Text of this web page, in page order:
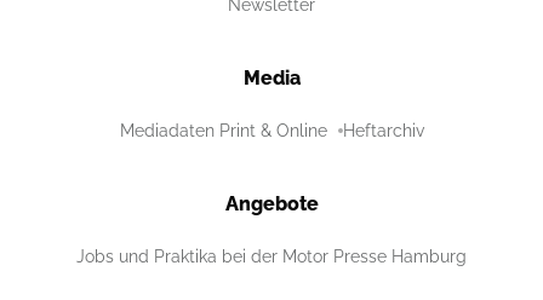
Newsletter
Media
Mediadaten Print & Online Heftarchiv
Angebote
Jobs und Praktika bei der Motor Presse Hamburg